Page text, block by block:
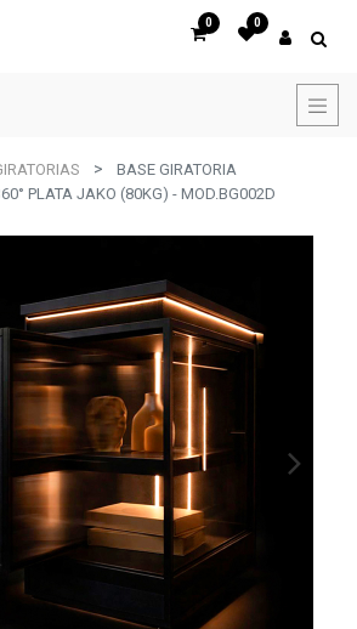
0 0
BASE GIRATORIA
PLATA JAKO (80KG) - MOD.BG002D